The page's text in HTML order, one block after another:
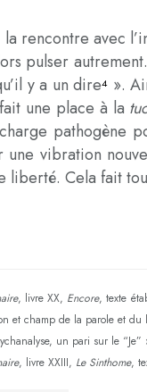
la rencontre avec
pulser
y a un dire4 ».
une place à la
pathogène
une vibration
liberté. Cela fait
, livre XX, Encore, texte
et champ de la parole et
un pari sur le
, livre XXIII, Le Sinthome,